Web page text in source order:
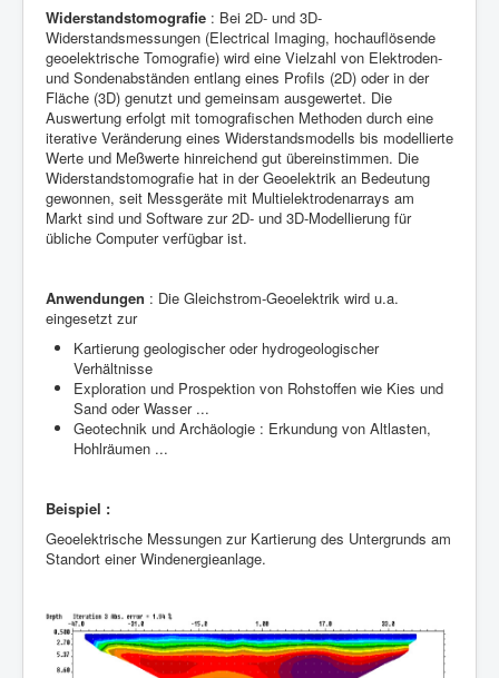
Widerstandstomografie : Bei 2D- und 3D-
Widerstandsmessungen (Electrical Imaging, hochauflösende
geoelektrische Tomografie) wird eine Vielzahl von Elektroden-
und Sondenabständen entlang eines Profils (2D) oder in der
Fläche (3D) genutzt und gemeinsam ausgewertet. Die
Auswertung erfolgt mit tomografischen Methoden durch eine
iterative Veränderung eines Widerstandsmodells bis modellierte
Werte und Meßwerte hinreichend gut übereinstimmen. Die
Widerstandstomografie hat in der Geoelektrik an Bedeutung
gewonnen, seit Messgeräte mit Multielektrodenarrays am
Markt sind und Software zur 2D- und 3D-Modellierung für
übliche Computer verfügbar ist.
Anwendungen : Die Gleichstrom-Geoelektrik wird u.a.
eingesetzt zur
Kartierung geologischer oder hydrogeologischer
Verhältnisse
Exploration und Prospektion von Rohstoffen wie Kies und
Sand oder Wasser ...
Geotechnik und Archäologie : Erkundung von Altlasten,
Hohlräumen ...
Beispiel :
Geoelektrische Messungen zur Kartierung des Untergrunds am
Standort einer Windenergieanlage.